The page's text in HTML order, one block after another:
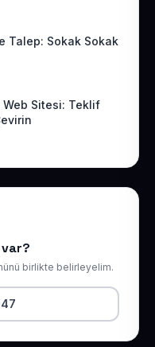
Talep: Sokak Sokak
Sitesi: Teklif
birlikte belirleyelim.